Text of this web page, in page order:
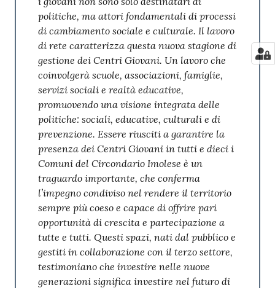
politiche, ma attori fondamentali di processi
di cambiamento sociale e culturale. Il lavoro
di rete caratterizza questa nuova stagione di
gestione dei Centri Giovani. Un lavoro che
coinvolgerà scuole, associazioni, famiglie,
servizi sociali e realtà educative,
promuovendo una visione integrata delle
politiche: sociali, educative, culturali e di
prevenzione. Essere riusciti a garantire la
presenza dei Centri Giovani in tutti e dieci i
Comuni del Circondario Imolese è un
traguardo importante, che conferma
l’impegno condiviso nel rendere il territorio
sempre più coeso e capace di offrire pari
opportunità di crescita e partecipazione a
tutte e tutti. Questi spazi, nati dal pubblico e
gestiti in collaborazione con il terzo settore,
testimoniano che investire nelle nuove
generazioni significa investire nel futuro di